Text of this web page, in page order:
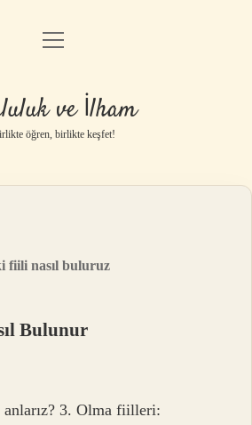
Anasayfa
Gizlilik Politikası
Yasal Uyarı
menüyü
ve İlham
öğren, birlikte keşfet!
fiili nasıl buluruz
Bulunur
3. Olma fiilleri: